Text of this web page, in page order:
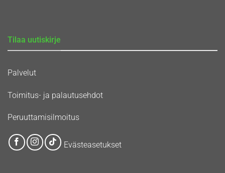
Tilaa uutiskirje
Palvelut
Toimitus- ja palautusehdot
Peruuttamisilmoitus
Evästeasetukset